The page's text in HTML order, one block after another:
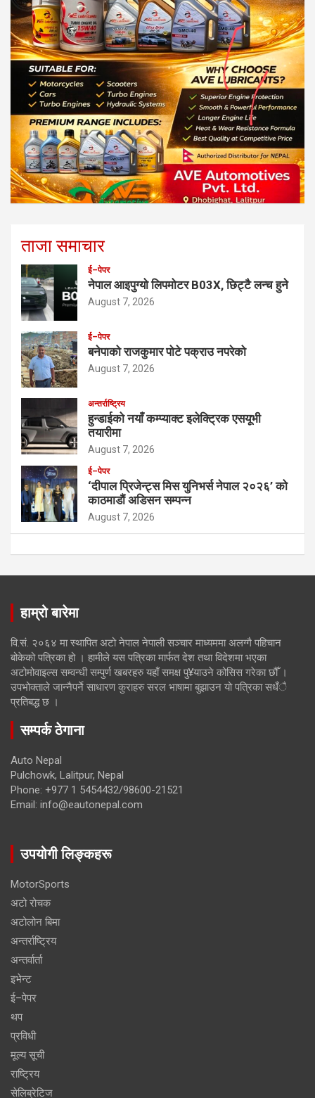
ताजा समाचार
ई–पेपर
नेपाल आइपुग्यो लिपमोटर B03X, छिट्टै लन्च हुने
August 7, 2026
ई–पेपर
बनेपाको राजकुमार पोटे पक्राउ नपरेको
August 7, 2026
अन्तर्राष्ट्रिय
हुन्डाईको नयाँ कम्प्याक्ट इलेक्ट्रिक एसयूभी
तयारीमा
August 7, 2026
ई–पेपर
‘दीपाल प्रिजेन्ट्स मिस युनिभर्स नेपाल २०२६’ को
काठमाडौं अडिसन सम्पन्न
August 7, 2026
हाम्रो बारेमा
वि.सं. २०६४ मा स्थापित अटो नेपाल नेपाली सञ्चार माध्यममा अलग्गै पहिचान
बोकेको पत्रिका हो । हामीले यस पत्रिका मार्फत देश तथा विदेशमा भएका
अटोमोवाइल्स सम्वन्धी सम्पुर्ण खबरहरु यहाँ समक्ष पु¥याउने कोसिस गरेका छौँ ।
उपभोक्ताले जान्नैपर्ने साधारण कुराहरु सरल भाषामा बुझाउन यो पत्रिका सधँै
प्रतिबद्ध छ ।
सम्पर्क ठेगाना
Auto Nepal
Pulchowk, Lalitpur, Nepal
Phone: +977 1 5454432/98600-21521
Email: info@eautonepal.com
उपयोगी लिङ्कहरू
MotorSports
अटो रोचक
अटोलोन बिमा
अन्तर्राष्ट्रिय
अन्तर्वार्ता
इभेन्ट
ई–पेपर
थप
प्रविधी
मूल्य सूची
राष्ट्रिय
सेलिब्रेटिज